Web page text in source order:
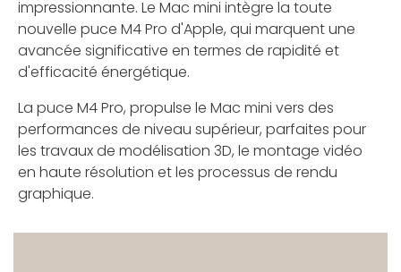
impressionnante. Le Mac mini intègre la toute
nouvelle puce M4 Pro d'Apple, qui marquent une
avancée significative en termes de rapidité et
d'efficacité énergétique.
La puce M4 Pro, propulse le Mac mini vers des
performances de niveau supérieur, parfaites pour
les travaux de modélisation 3D, le montage vidéo
en haute résolution et les processus de rendu
graphique.